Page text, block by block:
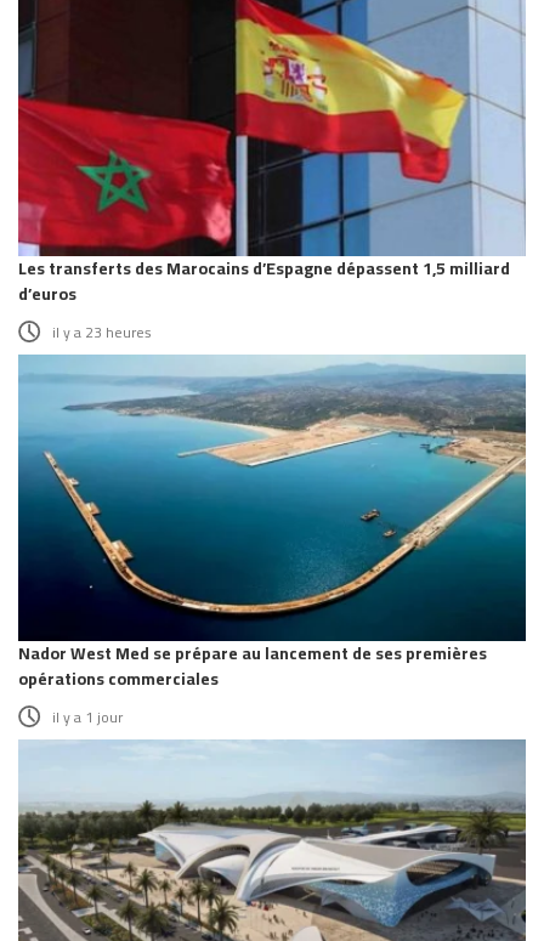
Les transferts des Marocains d’Espagne dépassent 1,5 milliard
d’euros
il y a 23 heures
Nador West Med se prépare au lancement de ses premières
opérations commerciales
il y a 1 jour